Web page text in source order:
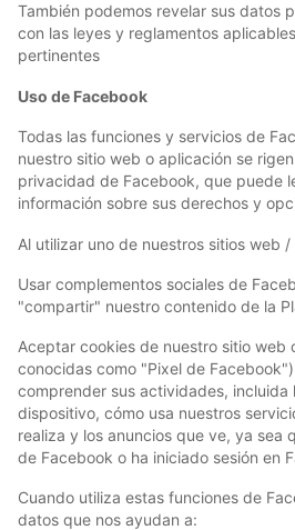
También podemos revelar sus datos
con las leyes y reglamentos
pertinentes
Uso de Facebook
Todas las funciones y servicios de
nuestro sitio web o aplicación se
privacidad de Facebook, que puede
información sobre sus derechos y
Al utilizar uno de nuestros sitios web
Usar complementos sociales de
"compartir" nuestro contenido de la
Aceptar cookies de nuestro sitio web
conocidas como "Pixel de
comprender sus actividades, incluida
dispositivo, cómo usa nuestros
realiza y los anuncios que ve, ya sea
de Facebook o ha iniciado sesión en
Cuando utiliza estas funciones de
datos que nos ayudan a: